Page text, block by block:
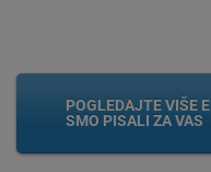
POGLEDAJTE VIŠE
SMO PISALI ZA VAS